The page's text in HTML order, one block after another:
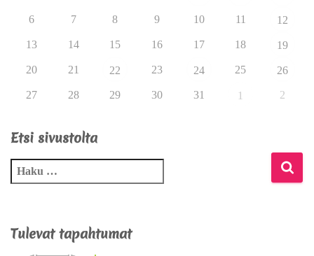
6 7 8 9 10 11 12
13 14 15 16 17 18 19
20 21 22 23 24 25 26
27 28 29 30 31 1 2
Etsi sivustolta
Tulevat tapahtumat